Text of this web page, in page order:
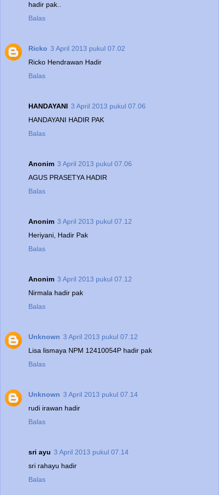
hadir pak..
Balas
Ricko 3 April 2013 pukul 07.02
Ricko Hendrawan Hadir
Balas
HANDAYANI 3 April 2013 pukul 07.06
HANDAYANI HADIR PAK
Balas
Anonim 3 April 2013 pukul 07.06
AGUS PRASETYA HADIR
Balas
Anonim 3 April 2013 pukul 07.12
Heriyani, Hadir Pak
Balas
Anonim 3 April 2013 pukul 07.12
Nirmala hadir pak
Balas
Unknown 3 April 2013 pukul 07.12
Lisa lismaya NPM 12410054P hadir pak
Balas
Unknown 3 April 2013 pukul 07.14
rudi irawan hadir
Balas
sri ayu 3 April 2013 pukul 07.14
sri rahayu hadir
Balas